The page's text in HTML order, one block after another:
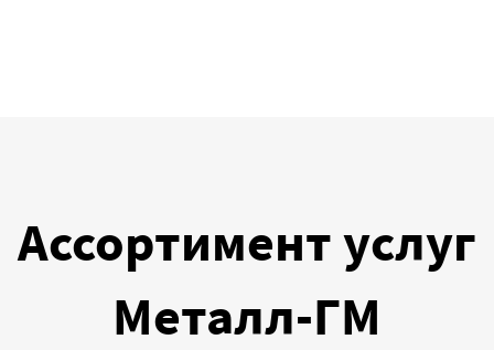
Ассортимент услуг
Металл-ГМ